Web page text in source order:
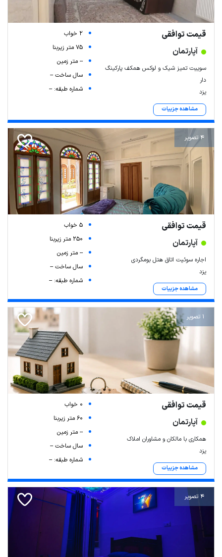
قیمت توافقی
آپارتمان
سوییت تمیز شیک و لوکس همکف پارکینگ
دار
یزد
مشاهده جزییات
2 خواب
75 متر زیربنا
-- متر زمین
سال ساخت --
شماره طبقه: --
4 تصویر
قیمت توافقی
آپارتمان
اجاره سوئیت اتاق هتل بومگردی
یزد
مشاهده جزییات
5 خواب
250 متر زیربنا
-- متر زمین
سال ساخت --
شماره طبقه: --
1 تصویر
قیمت توافقی
آپارتمان
همکاری با مالکان و مشاوران املاک
یزد
مشاهده جزییات
0 خواب
60 متر زیربنا
-- متر زمین
سال ساخت --
شماره طبقه: --
4 تصویر